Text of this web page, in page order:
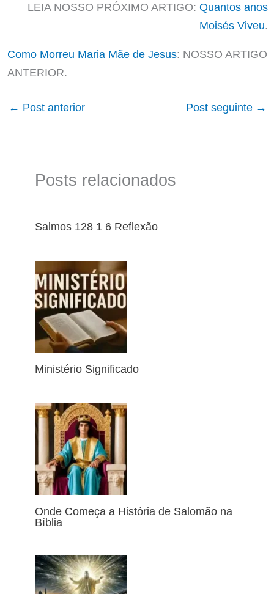
LEIA NOSSO PRÓXIMO ARTIGO:Quantos anos
Moisés Viveu.
Como Morreu Maria Mãe de Jesus: NOSSO ARTIGO
ANTERIOR.
← Post anterior Post seguinte →
Posts relacionados
Salmos 128 1 6 Reflexão
Ministério Significado
Onde Começa a História de Salomão na
Bíblia